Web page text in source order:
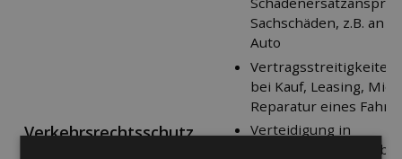
Verkehrsrechtsschutz
Sachschäden, z.B. an
Auto
Vertragsstreitigkeiten,
bei Kauf, Leasing,
Reparatur eines
Verteidigung in
Strafverfahren, z.B. bei